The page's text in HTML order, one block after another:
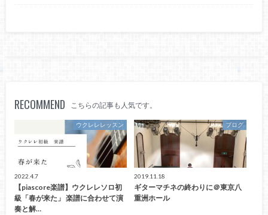
RECOMMEND こちらの記事も人気です。
ウクレレレッスン
2022.4.7
【piascore楽譜】ウクレレソロ初
級「春が来た」 楽譜に合わせて演
奏と解…
ブログ
2019.11.18
ギターマチネの終わりに＠東京八
重洲ホール